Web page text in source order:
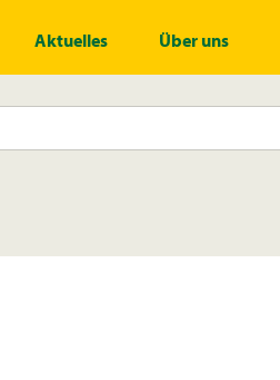
Aktuelles Über uns